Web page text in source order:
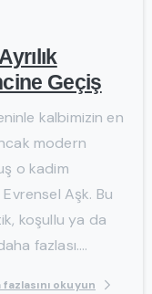
Geçiş
kalbimizin en
modern
o kadim
Aşk. Bu
koşullu ya da
fazlası....
fazlasını okuyun